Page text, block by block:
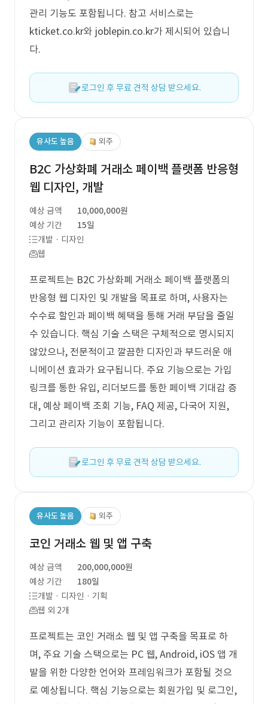
관리 기능도 포함됩니다. 참고 서비스로는
kticket.co.kr와 joblepin.co.kr가 제시되어 있습니
다.
로그인 후 무료 견적 상담 받으세요.
유사도 높음 외주
B2C 가상화폐 거래소 페이백 플랫폼 반응형
웹 디자인, 개발
예상 금액
10,000,000원
예상 기간
15일
개발 · 디자인
웹
프로젝트는 B2C 가상화폐 거래소 페이백 플랫폼의
반응형 웹 디자인 및 개발을 목표로 하며, 사용자는
수수료 할인과 페이백 혜택을 통해 거래 부담을 줄일
수 있습니다. 핵심 기술 스택은 구체적으로 명시되지
않았으나, 전문적이고 깔끔한 디자인과 부드러운 애
니메이션 효과가 요구됩니다. 주요 기능으로는 가입
링크를 통한 유입, 리더보드를 통한 페이백 기대감 증
대, 예상 페이백 조회 기능, FAQ 제공, 다국어 지원,
그리고 관리자 기능이 포함됩니다.
로그인 후 무료 견적 상담 받으세요.
유사도 높음 외주
코인 거래소 웹 및 앱 구축
예상 금액
200,000,000원
예상 기간
180일
개발 · 디자인 · 기획
웹 외 2개
프로젝트는 코인 거래소 웹 및 앱 구축을 목표로 하
며, 주요 기술 스택으로는 PC 웹, Android, iOS 앱 개
발을 위한 다양한 언어와 프레임워크가 포함될 것으
로 예상됩니다. 핵심 기능으로는 회원가입 및 로그인,